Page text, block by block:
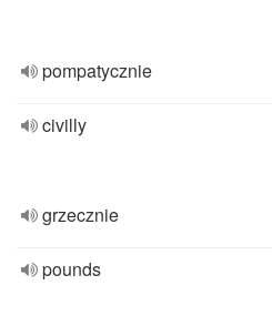
pompatycznie
civilly
grzecznie
pounds